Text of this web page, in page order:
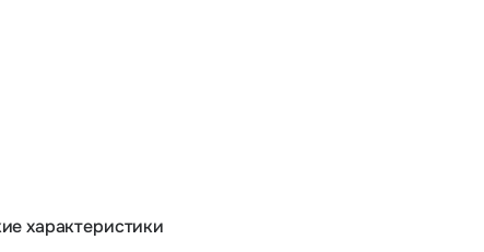
характеристики